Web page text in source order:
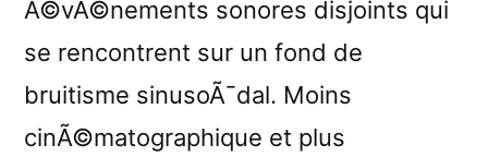
Ã©vÃ©nements sonores disjoints qui
se rencontrent sur un fond de
bruitisme sinusoÃ¯dal. Moins
cinÃ©matographique et plus